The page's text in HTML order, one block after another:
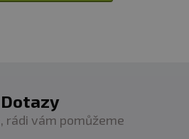
Hmotnost/tobolka
Dotazy
rádi vám pomůžeme